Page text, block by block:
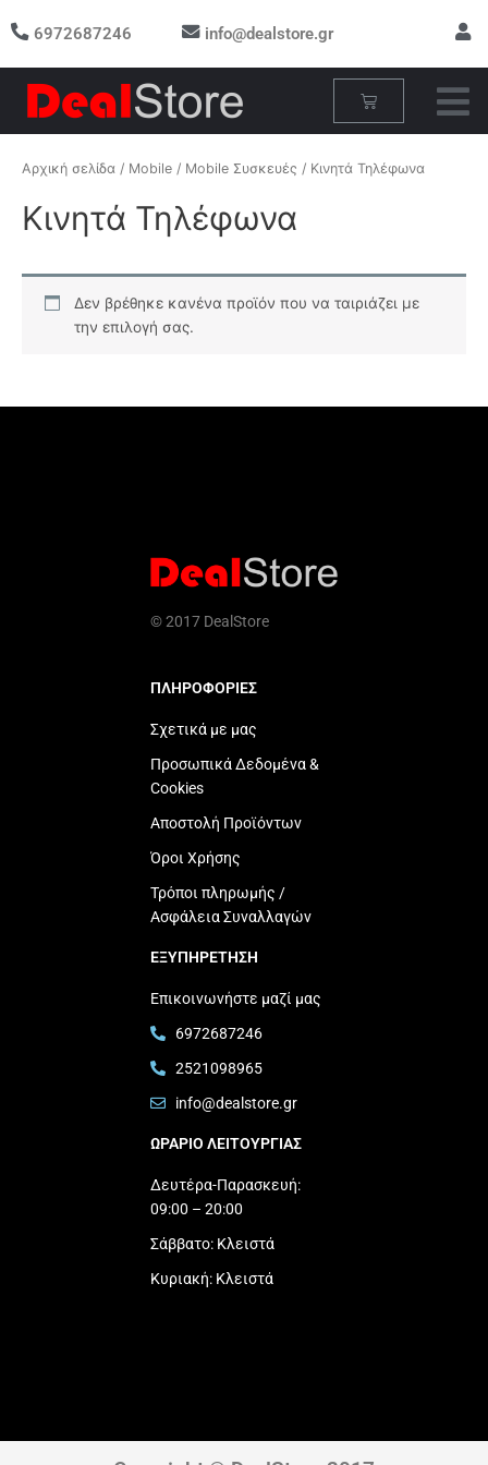
στο 6972687246 info@dealstore.gr
Cart
Αρχική σελίδα / Mobile / Mobile Συσκευές / Κινητά Τηλέφωνα
Κινητά Τηλέφωνα
Δεν βρέθηκε κανένα προϊόν που να ταιριάζει με
την επιλογή σας.
© 2017 DealStore
ΠΛΗΡΟΦΟΡΙΕΣ
Σχετικά με μας
Προσωπικά Δεδομένα &
Cookies
Αποστολή Προϊόντων
Όροι Χρήσης
Τρόποι πληρωμής /
Ασφάλεια Συναλλαγών
ΕΞΥΠΗΡΕΤΗΣΗ
Επικοινωνήστε μαζί μας
6972687246
2521098965
info@dealstore.gr
ΩΡΑΡΙΟ ΛΕΙΤΟΥΡΓΙΑΣ​
Δευτέρα-Παρασκευή:
09:00 – 20:00
Σάββατο: Κλειστά
Κυριακή: Κλειστά